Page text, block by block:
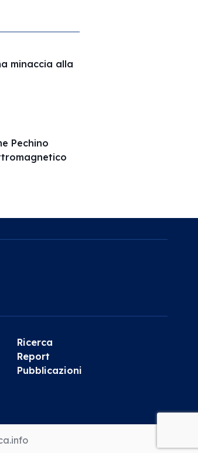
minaccia alla
Pechino
Ricerca
Report
Pubblicazioni